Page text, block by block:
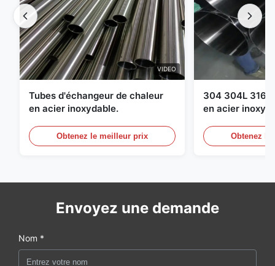
VIDEO
Tubes d'échangeur de chaleur
en acier inoxydable.
Obtenez le meilleur prix
304 304L 316
en acier
Obtenez
Envoyez une demande
Nom *